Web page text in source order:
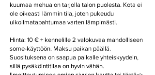
kuumaa mehua on tarjolla talon puolesta. Kota ei
ole oikeasti lämmin tila, joten pukeudu
ulkoilmatapahtumaa varten lämpimästi.
Hinta: 10 € + kennelille 2 valokuvaa mahdolliseen
some-käyttöön. Maksu paikan päällä.
Suosituksena on saapua paikalle yhteiskyydein,
sillä pysäköintitilaa on hyvin vähän.